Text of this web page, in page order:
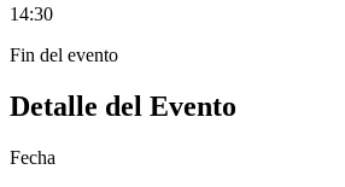
14:30
Fin del evento
Detalle del Evento
Fecha